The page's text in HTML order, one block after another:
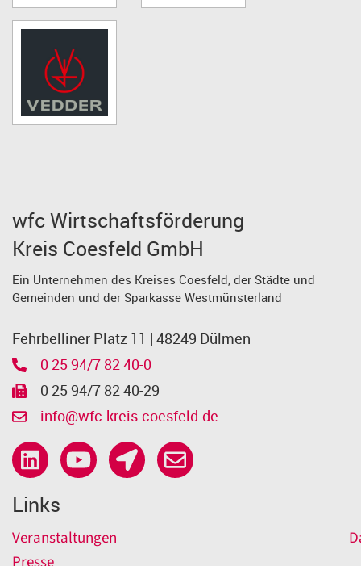
wfc Wirtschaftsförderung
Kreis Coesfeld GmbH
Ein Unternehmen des Kreises Coesfeld, der Städte und
Gemeinden und der Sparkasse Westmünsterland
Fehrbelliner Platz 11 | 48249 Dülmen
0 25 94/7 82 40-0
0 25 94/7 82 40-29
info@wfc-kreis-coesfeld.de
Links
Veranstaltungen